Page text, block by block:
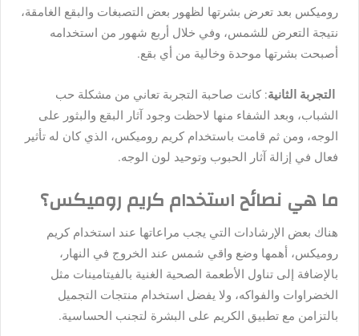
روميكس بعد تعرض بشرتها لظهور بعض التصبغات والبقع الغامقة،
نتيجة التعرض للشمس، وفي خلال أربع شهور من استخدامه
أصبحت بشرتها موحدة وخالية من أي بقع.
التجربة الثانية: كانت صاحبة التجربة تعاني من مشكلة حب
الشباب، وبعد الشفاء منها لاحظت وجود آثار البقع والبثور على
الوجه، ومن ثم قامت باستخدام كريم روميكس، الذي كان له تأثير
فعال في إزالة آثار الحبوب وتوحيد لون الوجه.
ما هي نصائح استخدام كريم روميكس؟
هناك بعض الإرشادات التي يجب مراعاتها عند استخدام كريم
روميكس، أهمها وضع واقي شمس عند الخروج في النهار،
بالإضافة إلى تناول الأطعمة الصحية الغنية بالفيتامينات مثل
الخضراوات والفواكه، ولا يفضل استخدام منتجات التجميل
بالتزامن مع تطبيق الكريم على البشرة لتجنب الحساسية.